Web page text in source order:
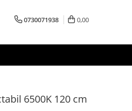
0730071938 0,00
6500K 120 cm